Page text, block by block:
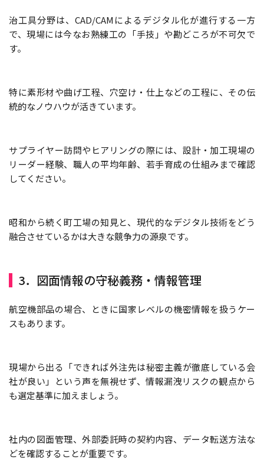
治工具分野は、CAD/CAMによるデジタル化が進行する一方
で、現場には今なお熟練工の「手技」や勘どころが不可欠で
す。
特に素形材や曲げ工程、穴空け・仕上などの工程に、その伝
統的なノウハウが活きています。
サプライヤー訪問やヒアリングの際には、設計・加工現場の
リーダー経験、職人の平均年齢、若手育成の仕組みまで確認
してください。
昭和から続く町工場の知見と、現代的なデジタル技術をどう
融合させているかは大きな競争力の源泉です。
3．図面情報の守秘義務・情報管理
航空機部品の場合、ときに国家レベルの機密情報を扱うケー
スもあります。
現場から出る「できれば外注先は秘密主義が徹底している会
社が良い」という声を無視せず、情報漏洩リスクの観点から
も選定基準に加えましょう。
社内の図面管理、外部委託時の契約内容、データ転送方法な
どを確認することが重要です。